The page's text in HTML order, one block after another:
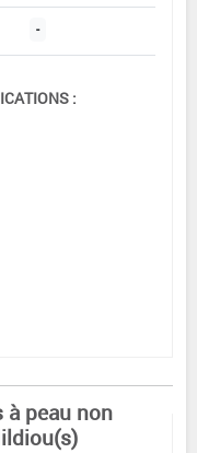
-
:
à peau non